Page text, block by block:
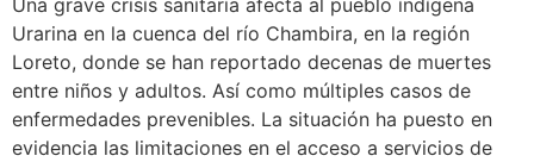
Una grave crisis sanitaria afecta al pueblo indígena
Urarina en la cuenca del río Chambira, en la región
Loreto, donde se han reportado decenas de muertes
entre niños y adultos. Así como múltiples casos de
enfermedades prevenibles. La situación ha puesto en
evidencia las limitaciones en el acceso a servicios de